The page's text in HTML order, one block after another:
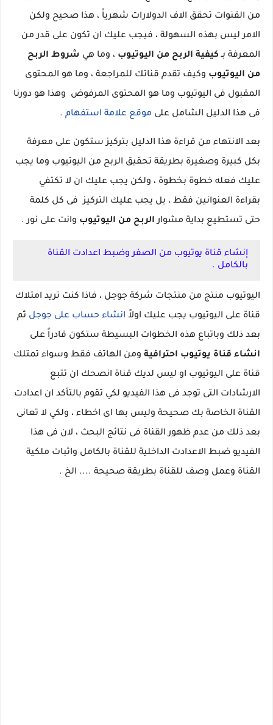
من القنوات تحقق الاف الدولارات شهرياً ، هذا صحيح ولكن
الامر ليس بهذه السهولة ، فيجب عليك ان تكون على قدر من
المعرفة بـ كيفية الربح من اليوتيوب ، وما هي شروط الربح
من اليوتيوب وكيف تقدم قناتك للمراجعة ، وما هو المحتوى
المقبول فى اليوتيوب وما هو المحتوى المرفوض وهذا هو دورنا
فى هذا الدليل الشامل على موقع علامة استفهام .
بعد الانتهاء من قراءة هذا الدليل بتركيز ستكون على معرفة
بكل كبيرة وصغيرة بطريقة تحقيق الربح من اليوتيوب وما يجب
عليك فعله خطوة بخطوة ، ولكن يجب عليك ان لا تكتفي
بقراءة العنوانين فقط ، بل يجب عليك التركيز فى كل كلمة
حتى تستطيع بداية مشوارالربح من اليوتيوب وانت على نور .
إنشاء قناة يوتيوب من الصفر وضبط اعدادت القناة
بالكامل .
اليوتيوب منتج من منتجات شركة جوجل ، فاذا كنت تريد امتلاك
قناة على اليوتيوب يجب عليك اولاً انشاء حساب على جوجل ثم
بعد ذلك وباتباع هذه الخطوات البسيطة ستكون قادراً على
انشاء قناة يوتيوب احترافية ومن الهاتف فقط وسواء تمتلك
قناة على اليوتيوب او ليس لديك قناة انصحك ان تتبع
الارشادات التى توجد فى هذا الفيديو لكي تقوم بالتأكد ان اعدادت
القناة الخاصة بك صحيحة وليس بها اى اخطاء ، ولكي لا تعانى
بعد ذلك من عدم ظهور القناة فى نتائج البحث ، لان فى هذا
الفيديو ضبط الاعدادت الداخلية للقناة بالكامل واثبات ملكية
القناة وعمل وصف للقناة بطريقة صحيحة .... الخ .